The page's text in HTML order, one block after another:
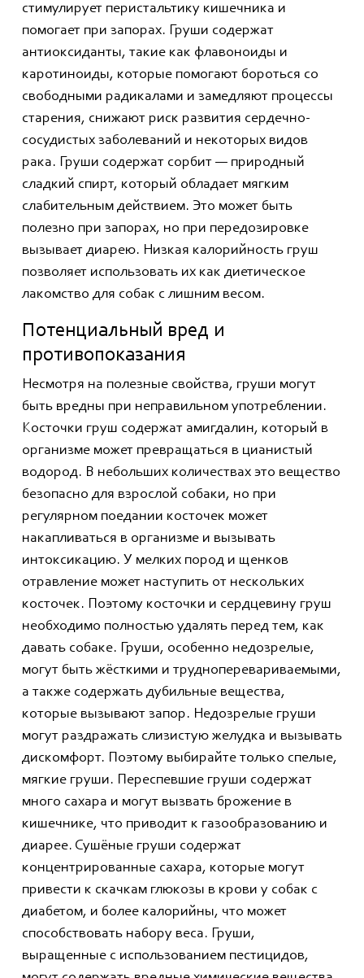
стимулирует перистальтику кишечника и
помогает при запорах. Груши содержат
антиоксиданты, такие как флавоноиды и
каротиноиды, которые помогают бороться со
свободными радикалами и замедляют процессы
старения, снижают риск развития сердечно-
сосудистых заболеваний и некоторых видов
рака. Груши содержат сорбит — природный
сладкий спирт, который обладает мягким
слабительным действием. Это может быть
полезно при запорах, но при передозировке
вызывает диарею. Низкая калорийность груш
позволяет использовать их как диетическое
лакомство для собак с лишним весом.
Потенциальный вред и
противопоказания
Несмотря на полезные свойства, груши могут
быть вредны при неправильном употреблении.
Косточки груш содержат амигдалин, который в
организме может превращаться в цианистый
водород. В небольших количествах это вещество
безопасно для взрослой собаки, но при
регулярном поедании косточек может
накапливаться в организме и вызывать
интоксикацию. У мелких пород и щенков
отравление может наступить от нескольких
косточек. Поэтому косточки и сердцевину груш
необходимо полностью удалять перед тем, как
давать собаке. Груши, особенно недозрелые,
могут быть жёсткими и трудноперевариваемыми,
а также содержать дубильные вещества,
которые вызывают запор. Недозрелые груши
могут раздражать слизистую желудка и вызывать
дискомфорт. Поэтому выбирайте только спелые,
мягкие груши. Переспевшие груши содержат
много сахара и могут вызвать брожение в
кишечнике, что приводит к газообразованию и
диарее. Сушёные груши содержат
концентрированные сахара, которые могут
привести к скачкам глюкозы в крови у собак с
диабетом, и более калорийны, что может
способствовать набору веса. Груши,
выращенные с использованием пестицидов,